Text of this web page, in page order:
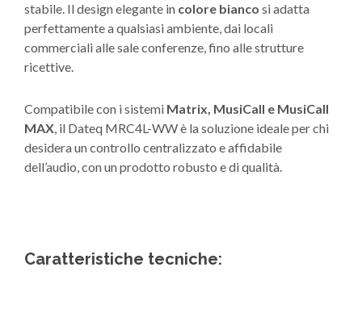
stabile. Il design elegante in colore bianco si adatta
perfettamente a qualsiasi ambiente, dai locali
commerciali alle sale conferenze, fino alle strutture
ricettive.
Compatibile con i sistemi Matrix, MusiCall e MusiCall
MAX, il Dateq MRC4L-WW è la soluzione ideale per chi
desidera un controllo centralizzato e affidabile
dell’audio, con un prodotto robusto e di qualità.
Caratteristiche tecniche: